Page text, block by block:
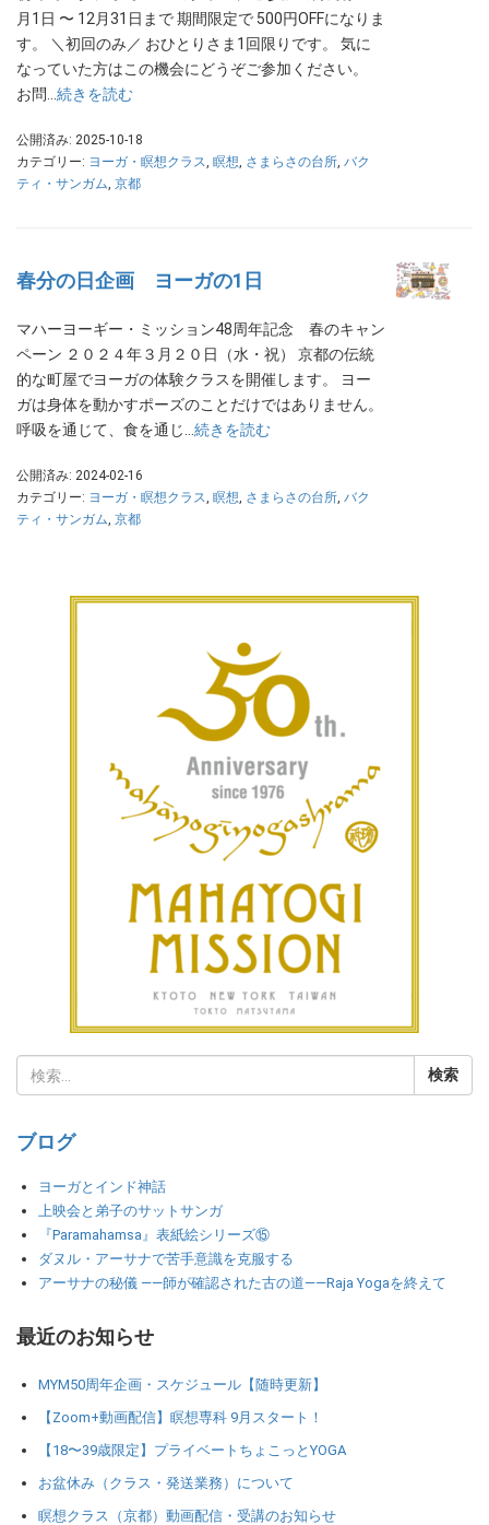
月1日 〜 12月31日まで 期間限定で 500円OFFになりま
す。 ＼初回のみ／ おひとりさま1回限りです。 気に
なっていた方はこの機会にどうぞご参加ください。
お問… 続きを読む
公開済み: 2025-10-18
カテゴリー: ヨーガ・瞑想クラス, 瞑想, さまらさの台所, バク
ティ・サンガム, 京都
春分の日企画 ヨーガの1日
マハーヨーギー・ミッション48周年記念 春のキャン
ペーン ２０２４年３月２０日（水・祝） 京都の伝統
的な町屋でヨーガの体験クラスを開催します。 ヨー
ガは身体を動かすポーズのことだけではありません。
呼吸を通じて、食を通じ… 続きを読む
公開済み: 2024-02-16
カテゴリー: ヨーガ・瞑想クラス, 瞑想, さまらさの台所, バク
ティ・サンガム, 京都
ブログ
ヨーガとインド神話
上映会と弟子のサットサンガ
『Paramahamsa』表紙絵シリーズ⑮
ダヌル・アーサナで苦手意識を克服する
アーサナの秘儀 ――師が確認された古の道――Raja Yogaを終えて
最近のお知らせ
MYM50周年企画・スケジュール【随時更新】
【Zoom+動画配信】瞑想専科 9月スタート！
【18〜39歳限定】プライベートちょこっとYOGA
お盆休み（クラス・発送業務）について
瞑想クラス（京都）動画配信・受講のお知らせ